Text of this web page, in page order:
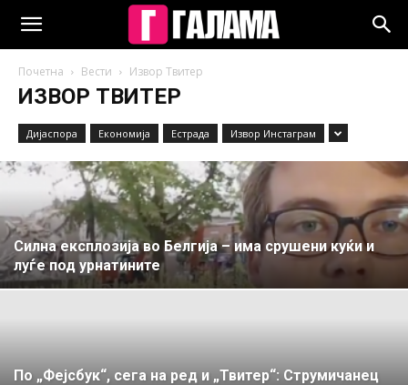
Почетна Вести Извор Твитер
ИЗВОР ТВИТЕР
Дијаспора Економија Естрада Извор Инстаграм
Силна експлозија во Белгија – има срушени куќи и
луѓе под урнатините
По „Фејсбук“, сега на ред и „Твитер“: Струмичанец